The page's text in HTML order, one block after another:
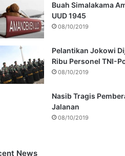
Buah Simalakama
UUD 1945
08/10/2019
Pelantikan Jokowi
Ribu Personel TNI-
08/10/2019
Nasib Tragis
Jalanan
08/10/2019
News